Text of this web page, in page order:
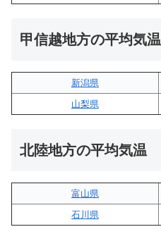
甲信越地方の平均気温
新潟県
山梨県
北陸地方の平均気温
富山県
石川県